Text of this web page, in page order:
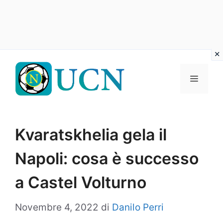
contenuto
Menu
Kvaratskhelia gela il
Napoli: cosa è successo
a Castel Volturno
Novembre 4, 2022 di Danilo Perri